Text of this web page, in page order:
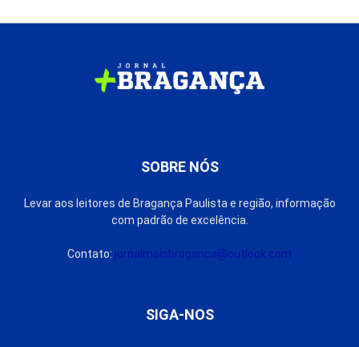
SOBRE NÓS
Levar aos leitores de Bragança Paulista e região, informação
com padrão de excelência.
Contato: jornalmaisbraganca@outlook.com
SIGA-NOS